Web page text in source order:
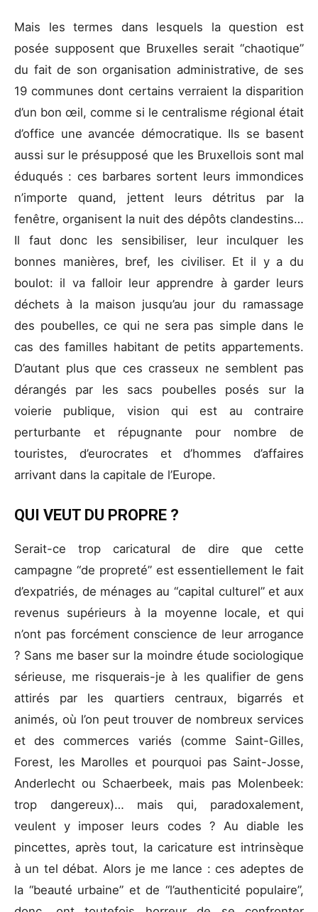
Mais les termes dans lesquels la question est
posée supposent que Bruxelles serait “chaotique”
du fait de son organisation administrative, de ses
19 communes dont certains verraient la disparition
d’un bon œil, comme si le centralisme régional était
d’office une avancée démocratique. Ils se basent
aussi sur le présupposé que les Bruxellois sont mal
éduqués : ces barbares sortent leurs immondices
n’importe quand, jettent leurs détritus par la
fenêtre, organisent la nuit des dépôts clandestins…
Il faut donc les sensibiliser, leur inculquer les
bonnes manières, bref, les civiliser. Et il y a du
boulot: il va falloir leur apprendre à garder leurs
déchets à la maison jusqu’au jour du ramassage
des poubelles, ce qui ne sera pas simple dans le
cas des familles habitant de petits appartements.
D’autant plus que ces crasseux ne semblent pas
dérangés par les sacs poubelles posés sur la
voierie publique, vision qui est au contraire
perturbante et répugnante pour nombre de
touristes, d’eurocrates et d’hommes d’affaires
arrivant dans la capitale de l’Europe.
QUI VEUT DU PROPRE ?
Serait-ce trop caricatural de dire que cette
campagne “de propreté” est essentiellement le fait
d’expatriés, de ménages au “capital culturel” et aux
revenus supérieurs à la moyenne locale, et qui
n’ont pas forcément conscience de leur arrogance
? Sans me baser sur la moindre étude sociologique
sérieuse, me risquerais-je à les qualifier de gens
attirés par les quartiers centraux, bigarrés et
animés, où l’on peut trouver de nombreux services
et des commerces variés (comme Saint-Gilles,
Forest, les Marolles et pourquoi pas Saint-Josse,
Anderlecht ou Schaerbeek, mais pas Molenbeek:
trop dangereux)… mais qui, paradoxalement,
veulent y imposer leurs codes ? Au diable les
pincettes, après tout, la caricature est intrinsèque
à un tel débat. Alors je me lance : ces adeptes de
la “beauté urbaine” et de “l’authenticité populaire”,